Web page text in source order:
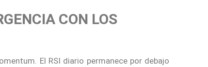
CON LOS
El RSI diario permanece por debajo